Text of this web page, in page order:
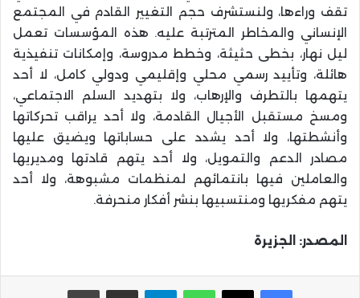
تقف وراءها، ولنستشرف حجم التغيير القادم في المجتمع
الإنساني والمخاطر المترتبة عليه. هذه المؤسسات تعمل
ليل نهار، بخطى حثيثة، وخطط مدروسة، وإمكانات تنفيذية
هائلة، وتأييد رسمي محلي وإقليمي ودولي كامل، لا أحد
يتهمها بالتطرف والإرهاب، ولا بتهديد السلم الاجتماعي،
ومسخ مستقبل الأجيال القادمة، ولا أحد يراقب تحركاتها
وأنشطتها، ولا أحد يشدد على حساباتها ويضيق عليها
مصادر الدعم والتمويل، ولا أحد يتهم قادتها ومديريها
والعاملين فيها بانتمائهم لمنظمات مشبوهة، ولا أحد
يتهم مفكريها ومنتسبيها بنشر أفكار منحرفة.
المصدر: الجزيرة
واتساب تيلقرام مشاركة عبر البريد